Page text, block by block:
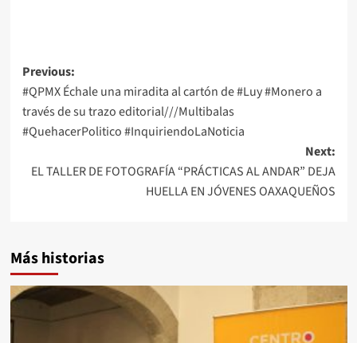
Post
navigation
Previous:
#QPMX Échale una miradita al cartón de #Luy #Monero a
través de su trazo editorial///Multibalas
#QuehacerPolitico #InquiriendoLaNoticia
Next:
EL TALLER DE FOTOGRAFÍA “PRÁCTICAS AL ANDAR” DEJA
HUELLA EN JÓVENES OAXAQUEÑOS
Más historias